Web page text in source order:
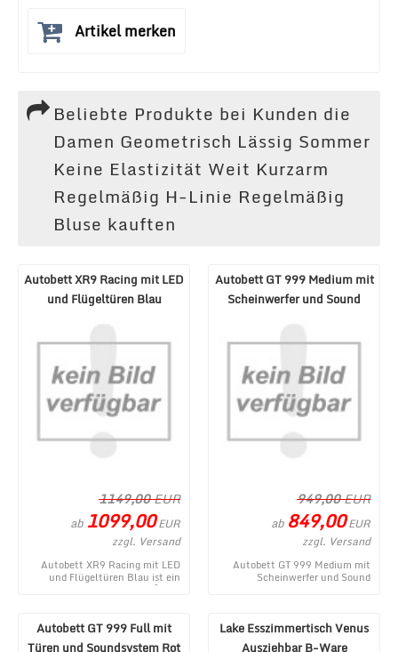
Artikel merken
Beliebte Produkte bei Kunden die
Damen Geometrisch Lässig Sommer
Keine Elastizität Weit Kurzarm
Regelmäßig H-Linie Regelmäßig
Bluse kauften
Autobett XR9 Racing mit LED
und Flügeltüren Blau
1149,00EUR
ab 1099,00EUR
zzgl. Versand
Autobett XR9 Racing mit LED
und Flügeltüren Blau ist ein
aktuelles Produkt im MÃ¶bel
Autobett GT 999 Medium mit
Scheinwerfer und Sound
949,00EUR
ab 849,00EUR
zzgl. Versand
Autobett GT 999 Medium mit
Scheinwerfer und Sound
Autobett GT 999 Full mit
Türen und Soundsystem Rot
Lake Esszimmertisch Venus
Ausziehbar B-Ware